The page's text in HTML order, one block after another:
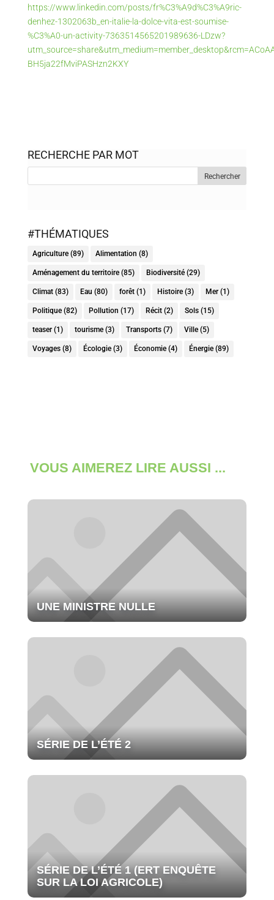
https://www.linkedin.com/posts/fr%C3%A9d%C3%A9ric-
denhez-1302063b_en-italie-la-dolce-vita-est-soumise-
%C3%A0-un-activity-7363514565201989636-LDzw?
BH5ja22fMviPASHzn2KXY
RECHERCHE PAR MOT
#THÉMATIQUES
Agriculture(89) Alimentation (8)
Aménagement du territoire(85) Biodiversité(29)
Climat(83) Eau (80) forêt(1) Histoire(3) Mer(1)
Politique(82) Pollution (17) Récit(2) Sols(15)
teaser(1) tourisme(3) Transports(7) Ville(5)
Voyages(8) Écologie(3) Économie(4) Énergie(89)
VOUS AIMEREZ LIRE AUSSI ...
UNE MINISTRE NULLE
SÉRIE DE L’ÉTÉ 2
SÉRIE DE L’ÉTÉ 1 (ERT ENQUÊTE
SUR LA LOI AGRICOLE)